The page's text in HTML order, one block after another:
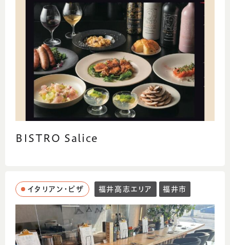
BISTRO Salice
イタリアン・ピザ 福井高志エリア 福井市